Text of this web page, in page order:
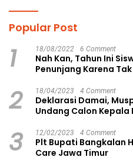
Popular Post
1 18/08/2022 6 Comment
Nah Kan, Tahun Ini
Penunjang Karena
2 18/04/2023 4 Comment
Deklarasi Damai,
Undang Calon Kepala
3 12/02/2023 4 Comment
Plt Bupati Bangkalan
Care Jawa Timur